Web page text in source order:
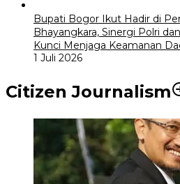
Bupati Bogor Ikut Hadir di
Bhayangkara, Sinergi Polri
Kunci Menjaga Keamanan
1 Juli 2026
Citizen Journalism